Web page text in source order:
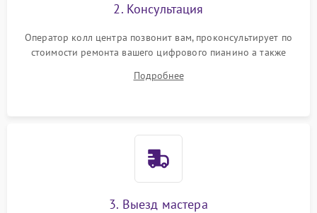
2. Консультация
Оператор колл центра позвонит вам, проконсультирует по
стоимости ремонта вашего цифрового пианино а также
Подробнее
3. Выезд мастера